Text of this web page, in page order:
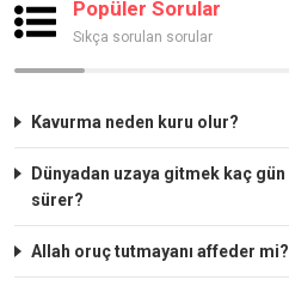
Popüler Sorular
Sıkça sorulan sorular
Kavurma neden kuru olur?
Dünyadan uzaya gitmek kaç gün
sürer?
Allah oruç tutmayanı affeder mi?